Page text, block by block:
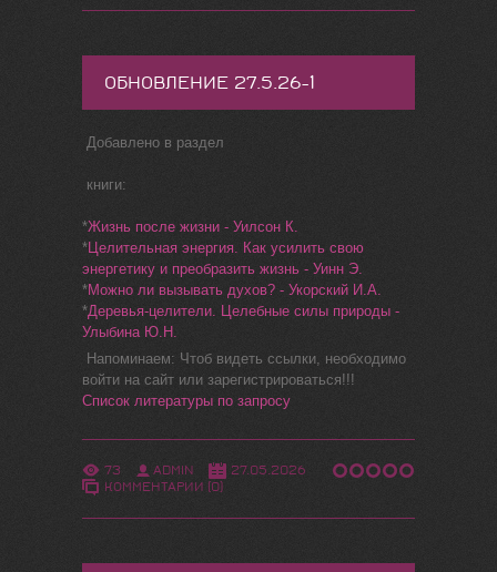
ОБНОВЛЕНИЕ 27.5.26-1
Добавлено в раздел
книги:
*Жизнь после жизни - Уилсон К.
*Целительная энергия. Как усилить свою
энергетику и преобразить жизнь - Уинн Э.
*Можно ли вызывать духов? - Укорский И.А.
*Деревья-целители. Целебные силы природы -
Улыбина Ю.Н.
Напоминаем: Чтоб видеть ссылки, необходимо
войти на сайт или зарегистрироваться!!!
Список литературы по запросу
73 ADMIN
27.05.2026
КОММЕНТАРИИ (0)